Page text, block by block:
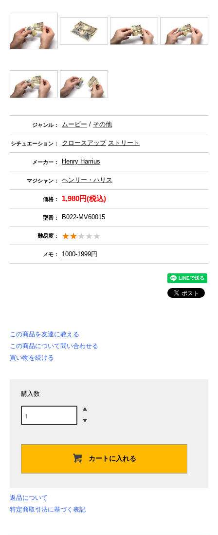
ジャンル： ムービー / その他
シチュエーション： クロースアップ ストリート
メーカー： Henry Harrius
マジシャン： ヘンリー・ハリス
価格： 1,980円(税込)
型番： B022-MV60015
難易度：
メモ： 1000-1999円
この商品を友達に教える
この商品について問い合わせる
買い物を続ける
購入数
カートに入れる
返品について
特定商取引法に基づく表記